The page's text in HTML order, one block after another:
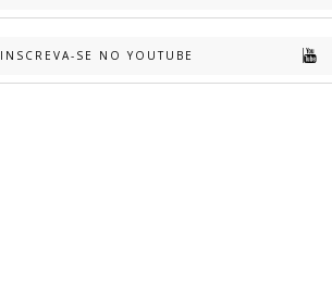
INSCREVA-SE NO YOUTUBE